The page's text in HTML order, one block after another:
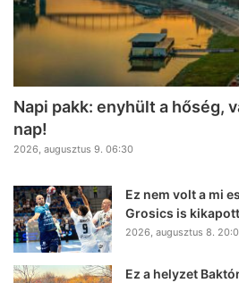
Napi pakk: enyhült a hőség,
nap!
2026, augusztus 9. 06:30
Ez nem volt a mi
Grosics is
2026, augusztus 8.
Ez a helyzet